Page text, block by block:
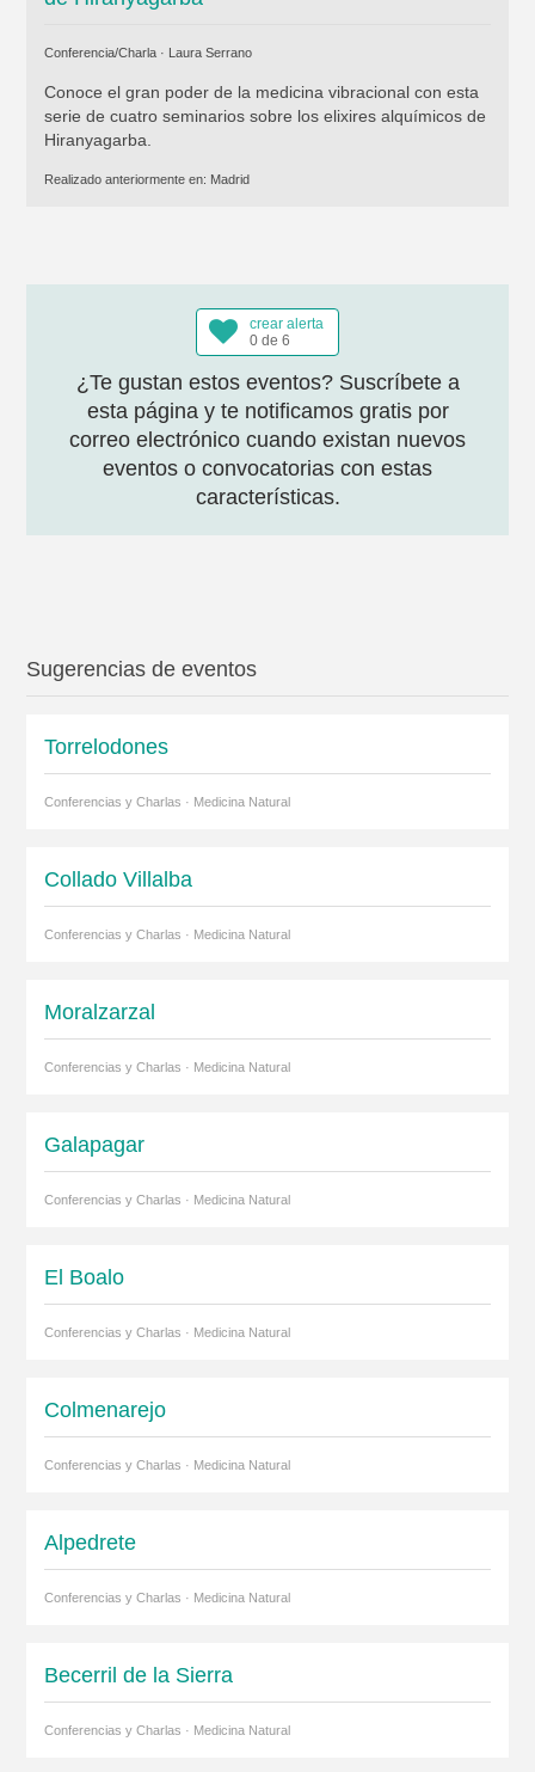
Conferencia/Charla · Laura Serrano
Conoce el gran poder de la medicina vibracional con esta
serie de cuatro seminarios sobre los elixires alquímicos de
Hiranyagarba.
Realizado anteriormente en: Madrid
crear alerta
0 de 6
¿Te gustan estos eventos? Suscríbete a
esta página y te notificamos gratis por
correo electrónico cuando existan nuevos
eventos o convocatorias con estas
características.
Sugerencias de eventos
Torrelodones
Conferencias y Charlas · Medicina Natural
Collado Villalba
Conferencias y Charlas · Medicina Natural
Moralzarzal
Conferencias y Charlas · Medicina Natural
Galapagar
Conferencias y Charlas · Medicina Natural
El Boalo
Conferencias y Charlas · Medicina Natural
Colmenarejo
Conferencias y Charlas · Medicina Natural
Alpedrete
Conferencias y Charlas · Medicina Natural
Becerril de la Sierra
Conferencias y Charlas · Medicina Natural